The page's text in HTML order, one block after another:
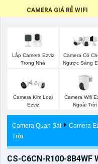
CAMERA GIÁ RẺ WIFI
Lắp Camera Ezviz
Trong Nhà
Camera Có
Ngược Sáng
Camera Kim Loại
Ezviz
Camera Wifi
Ngoài Trời
Camera Quan Sát Camera
Trời
CS-C6CN-R100-8B4WF